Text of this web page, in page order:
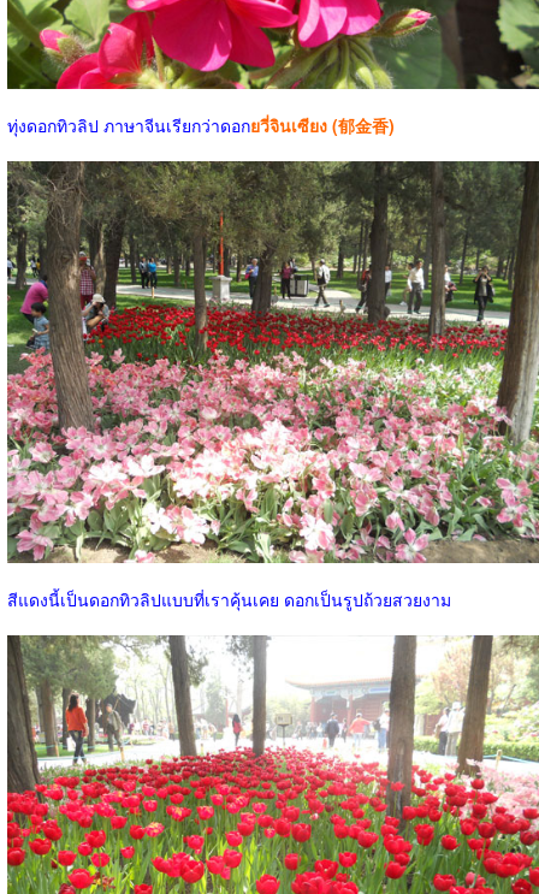
ทุ่งดอกทิวลิป ภาษาจีนเรียกว่าดอกยวี่จินเซียง (郁金香)
สีแดงนี้เป็นดอกทิวลิปแบบที่เราคุ้นเคย ดอกเป็นรูปถ้วยสวยงาม